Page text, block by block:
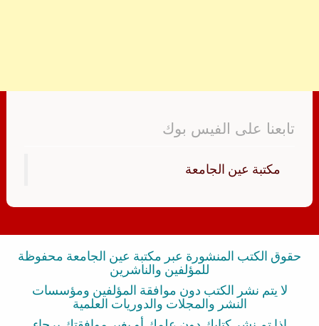
تابعنا على الفيس بوك
‏مكتبة عين الجامعة‏
حقوق الكتب المنشورة عبر مكتبة عين الجامعة محفوظة
للمؤلفين والناشرين
لا يتم نشر الكتب دون موافقة المؤلفين ومؤسسات
النشر والمجلات والدوريات العلمية